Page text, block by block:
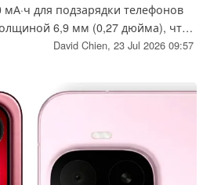
для подзарядки телефонов
6,9 мм (0,27 дюйма), что
его с собой повседневно
возгорания.
David Chien, 23 Jul 2026 09:57